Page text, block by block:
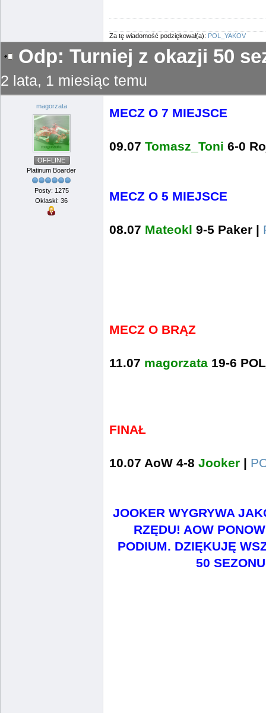
Za tę wiadomość podziękował(a): POL_YAKOV
Odp: Turniej z okazji 50
2 lata, 1 miesiąc temu
magorzata
OFFLINE
Platinum Boarder
Posty: 1275
Oklaski: 36
MECZ O 7 MIEJSCE
09.07 Tomasz_Toni 6-0
MECZ O 5 MIEJSCE
08.07 Mateokl 9-5 Paker |
MECZ O BRĄZ
11.07 magorzata 19-6
FINAŁ
10.07 AoW 4-8 Jooker |
JOOKER WYGRYWA
RZĘDU! AOW
PODIUM. DZIĘKUJĘ
50